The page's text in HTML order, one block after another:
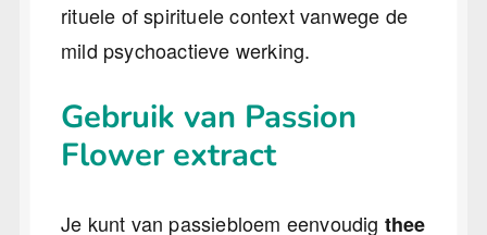
rituele of spirituele context vanwege de
mild psychoactieve werking.
Gebruik van Passion
Flower extract
Je kunt van passiebloem eenvoudig thee